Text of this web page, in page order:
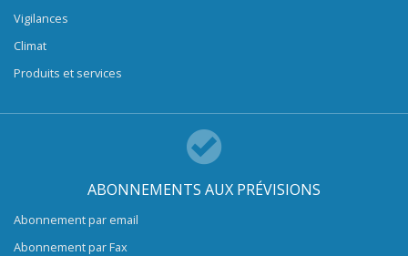
Vigilances
Climat
Produits et services
ABONNEMENTS AUX PRÉVISIONS
Abonnement par email
Abonnement par Fax